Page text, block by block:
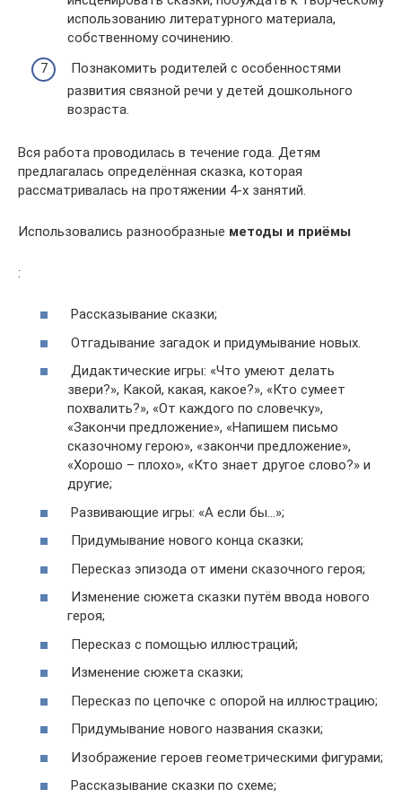
использованию литературного материала,
собственному сочинению.
Познакомить родителей с особенностями
развития связной речи у детей дошкольного
возраста.
Вся работа проводилась в течение года. Детям
предлагалась определённая сказка, которая
рассматривалась на протяжении 4-х занятий.
Использовались разнообразные методы и приёмы
:
Рассказывание сказки;
Отгадывание загадок и придумывание новых.
Дидактические игры: «Что умеют делать
звери?», Какой, какая, какое?», «Кто сумеет
похвалить?», «От каждого по словечку»,
«Закончи предложение», «Напишем письмо
сказочному герою», «закончи предложение»,
«Хорошо – плохо», «Кто знает другое слово?» и
другие;
Развивающие игры: «А если бы…»;
Придумывание нового конца сказки;
Пересказ эпизода от имени сказочного героя;
Изменение сюжета сказки путём ввода нового
героя;
Пересказ с помощью иллюстраций;
Изменение сюжета сказки;
Пересказ по цепочке с опорой на иллюстрацию;
Придумывание нового названия сказки;
Изображение героев геометрическими фигурами;
Рассказывание сказки по схеме;